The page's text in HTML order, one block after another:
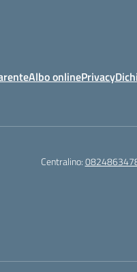
Albo onlinePrivacy
Centralino: